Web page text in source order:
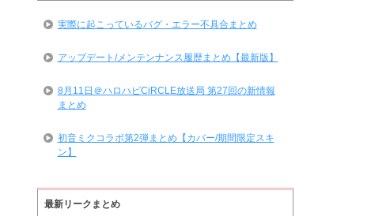
実際に起こっているバグ・エラー不具合まとめ
アップデート/メンテンナンス履歴まとめ【最新版】
8月11日＠ハロハピCiRCLE放送局 第27回の新情報
まとめ
初音ミクコラボ第2弾まとめ【カバー/期間限定スキ
ン】
最新リークまとめ